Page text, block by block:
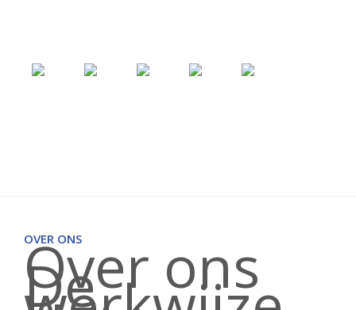
OVER ONS
Over ons
De